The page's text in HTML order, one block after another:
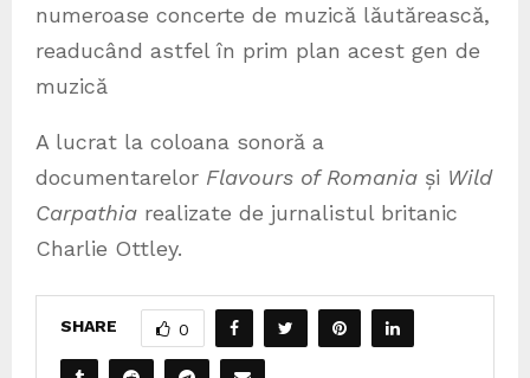
numeroase concerte de muzică lăutărească,
readucând astfel în prim plan acest gen de
muzică
A lucrat la coloana sonoră a
documentarelor Flavours of Romania și Wild
Carpathia realizate de jurnalistul britanic
Charlie Ottley.
SHARE 0